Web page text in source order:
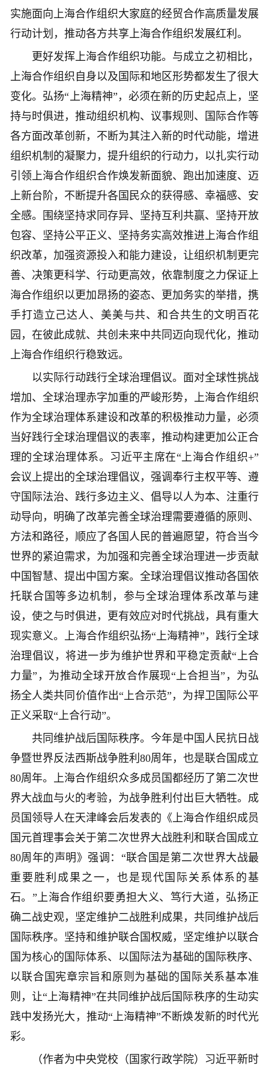
实施面向上海合作组织大家庭的经贸合作高质量发展
行动计划，推动各方共享上海合作组织发展红利。
更好发挥上海合作组织功能。与成立之初相比，
上海合作组织自身以及国际和地区形势都发生了很大
变化。弘扬“上海精神”，必须在新的历史起点上，坚
持与时俱进，推动组织机构、议事规则、国际合作等
各方面改革创新，不断为其注入新的时代动能，增进
组织机制的凝聚力，提升组织的行动力，以扎实行动
引领上海合作组织合作焕发新面貌、跑出加速度、迈
上新台阶，不断提升各国民众的获得感、幸福感、安
全感。围绕坚持求同存异、坚持互利共赢、坚持开放
包容、坚持公平正义、坚持务实高效推进上海合作组
织改革，加强资源投入和能力建设，让组织机制更完
善、决策更科学、行动更高效，依靠制度之力保证上
海合作组织以更加昂扬的姿态、更加务实的举措，携
手打造立己达人、美美与共、和合共生的文明百花
园，在彼此成就、共创未来中共同迈向现代化，推动
上海合作组织行稳致远。
以实际行动践行全球治理倡议。面对全球性挑战
增加、全球治理赤字加重的严峻形势，上海合作组织
作为全球治理体系建设和改革的积极推动力量，必须
当好践行全球治理倡议的表率，推动构建更加公正合
理的全球治理体系。习近平主席在“上海合作组织+”
会议上提出的全球治理倡议，强调奉行主权平等、遵
守国际法治、践行多边主义、倡导以人为本、注重行
动导向，明确了改革完善全球治理需要遵循的原则、
方法和路径，顺应了各国人民的普遍愿望，符合当今
世界的紧迫需求，为加强和完善全球治理进一步贡献
中国智慧、提出中国方案。全球治理倡议推动各国依
托联合国等多边机制，参与全球治理体系改革与建
设，使之与时俱进，更有效应对时代挑战，具有重大
现实意义。上海合作组织弘扬“上海精神”，践行全球
治理倡议，将进一步为维护世界和平稳定贡献“上合
力量”，为推动全球开放合作展现“上合担当”，为弘
扬全人类共同价值作出“上合示范”，为捍卫国际公平
正义采取“上合行动”。
共同维护战后国际秩序。今年是中国人民抗日战
争暨世界反法西斯战争胜利80周年，也是联合国成立
80周年。上海合作组织众多成员国都经历了第二次世
界大战血与火的考验，为战争胜利付出巨大牺牲。成
员国领导人在天津峰会后发表的《上海合作组织成员
国元首理事会关于第二次世界大战胜利和联合国成立
80周年的声明》强调：“联合国是第二次世界大战最
重要胜利成果之一，也是现代国际关系体系的基
石。”上海合作组织要勇担大义、笃行大道，弘扬正
确二战史观，坚定维护二战胜利成果，共同维护战后
国际秩序。坚持和维护联合国权威，坚定维护以联合
国为核心的国际体系、以国际法为基础的国际秩序、
以联合国宪章宗旨和原则为基础的国际关系基本准
则，让“上海精神”在共同维护战后国际秩序的生动实
践中发扬光大，推动“上海精神”不断焕发新的时代光
彩。
（作者为中央党校（国家行政学院）习近平新时